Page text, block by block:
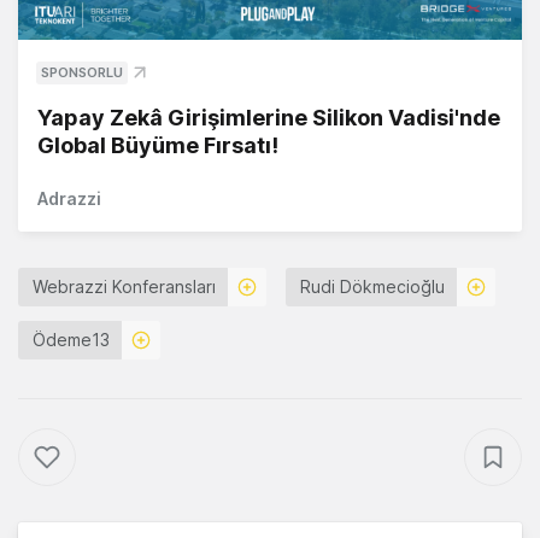
SPONSORLU
Yapay Zekâ Girişimlerine Silikon Vadisi'nde
Global Büyüme Fırsatı!
Adrazzi
Webrazzi Konferansları Rudi Dökmecioğlu
Ödeme13